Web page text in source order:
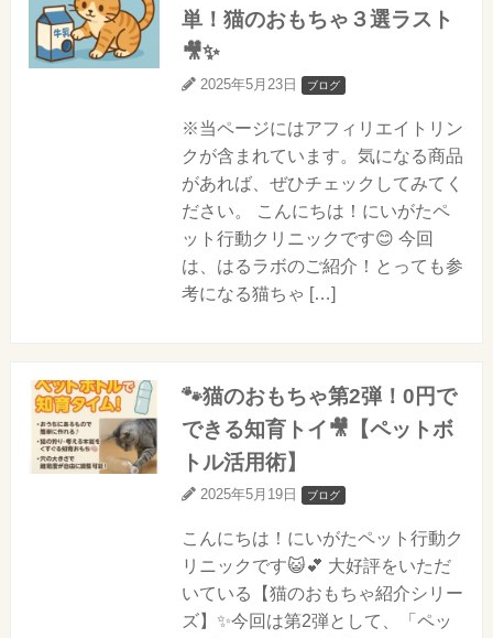
単！猫のおもちゃ３選ラスト
🎥✨
2025年5月23日 ブログ
※当ページにはアフィリエイトリン
クが含まれています。気になる商品
があれば、ぜひチェックしてみてく
ださい。 こんにちは！にいがたペ
ット行動クリニックです😊 今回
は、はるラボのご紹介！とっても参
考になる猫ちゃ […]
🐾猫のおもちゃ第2弾！0円で
できる知育トイ🎥【ペットボ
トル活用術】
2025年5月19日 ブログ
こんにちは！にいがたペット行動ク
リニックです😺💕 大好評をいただ
いている【猫のおもちゃ紹介シリー
ズ】✨今回は第2弾として、「ペッ